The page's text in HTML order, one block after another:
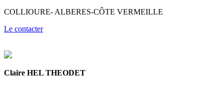
COLLIOURE- ALBERES-CÔTE VERMEILLE
Le contacter
Claire HEL THEODET